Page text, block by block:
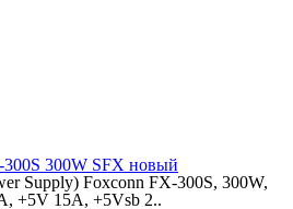
300W SFX новый
Supply) Foxconn FX-300S, 300W,
+5V 15A, +5Vsb 2..